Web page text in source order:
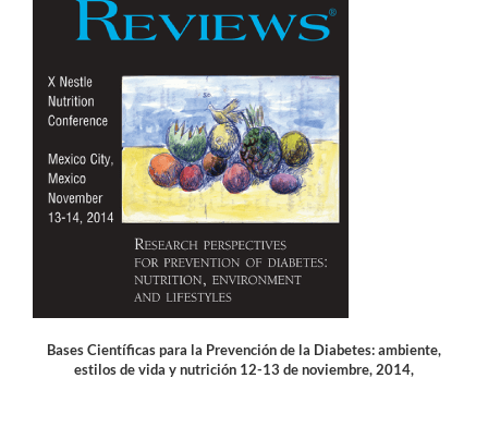
Bases Científicas para la Prevención de la Diabetes: ambiente,
estilos de vida y nutrición 12-13 de noviembre, 2014,